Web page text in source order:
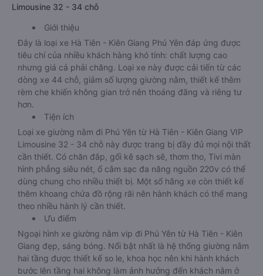
Limousine 32 - 34 chỗ
Giới thiệu
Đây là loại xe Hà Tiên - Kiên Giang Phú Yên đáp ứng được
tiêu chí của nhiều khách hàng khó tính: chất lượng cao
nhưng giá cả phải chăng. Loại xe này được cải tiến từ các
dòng xe 44 chỗ, giảm số lượng giường nằm, thiết kế thêm
rèm che khiến không gian trở nên thoáng đãng và riêng tư
hơn.
Tiện ích
Loại xe giường nằm đi Phú Yên từ Hà Tiên - Kiên Giang VIP
Limousine 32 - 34 chỗ này được trang bị đầy đủ mọi nội thất
cần thiết. Có chăn đắp, gối kê sạch sẽ, thơm tho, Tivi màn
hình phẳng siêu nét, ổ cắm sạc đa năng nguồn 220v có thể
dùng chung cho nhiều thiết bị. Một số hãng xe còn thiết kế
thêm khoang chứa đồ rộng rãi nên hành khách có thể mang
theo nhiều hành lý cần thiết.
Ưu điểm
Ngoại hình xe giường nằm vip đi Phú Yên từ Hà Tiên - Kiên
Giang đẹp, sáng bóng. Nổi bật nhất là hệ thống giường nằm
hai tầng được thiết kế so le, khoa học nên khi hành khách
bước lên tầng hai không làm ảnh hưởng đến khách nằm ở